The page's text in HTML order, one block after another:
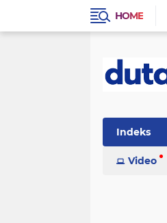
HOME
Indeks
Video